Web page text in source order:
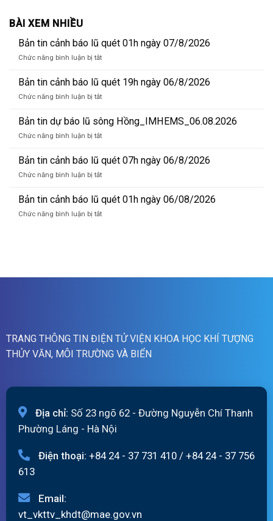
BÀI XEM NHIỀU
Bản tin cảnh báo lũ quét 01h ngày 07/8/2026
Chức năng bình luận bị tắtở
tin
cảnh
báo
quét
01h
07/8/2026
Bản tin cảnh báo lũ quét 19h ngày 06/8/2026
Chức năng bình luận bị tắtở
tin
cảnh
báo
quét
19h
06/8/2026
Bản tin dự báo lũ sông Hồng_IMHEMS_06.08.2026
Chức năng bình luận bị tắtở
tin
dự
báo
sông
Hồng_IMHEMS_06.08.2026
Bản tin cảnh báo lũ quét 07h ngày 06/8/2026
Chức năng bình luận bị tắtở
tin
cảnh
báo
Bản tin cảnh báo lũ quét 01h ngày 06/08/2026
Chức năng bình luận bị tắtở
quét
TRANG THÔNG TIN ĐIỆN TỬ VIỆN KHOA HỌC KHÍ TƯỢNG
THỦY VĂN, MÔI TRƯỜNG VÀ BIỂN
Địa chỉ: Số 23 ngõ 62 - Đường Nguyễn Chí Thanh
Phường Láng - Hà Nội
Điện thoại: +84 24 - 37 731 410 / +84 24 - 37 756
613
Email:
vt_vkttv_khdt@mae.gov.vn